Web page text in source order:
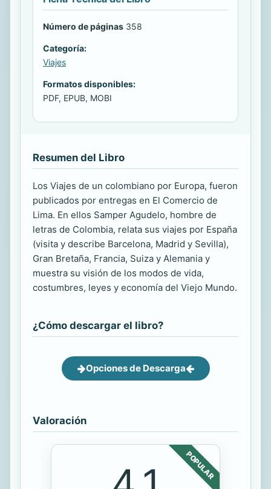
Número de páginas 358
Categoría:
Viajes
Formatos disponibles:
PDF, EPUB, MOBI
Resumen del Libro
Los Viajes de un colombiano por Europa, fueron
publicados por entregas en El Comercio de
Lima. En ellos Samper Agudelo, hombre de
letras de Colombia, relata sus viajes por España
(visita y describe Barcelona, Madrid y Sevilla),
Gran Bretaña, Francia, Suiza y Alemania y
muestra su visión de los modos de vida,
costumbres, leyes y economía del Viejo Mundo.
¿Cómo descargar el libro?
Opciones de Descarga
Valoración
POPULAR